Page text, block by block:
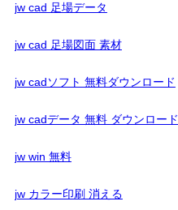
jw cad 足場データ
jw cad 足場図面 素材
jw cadソフト 無料ダウンロード
jw cadデータ 無料 ダウンロード
jw win 無料
jw カラー印刷 消える